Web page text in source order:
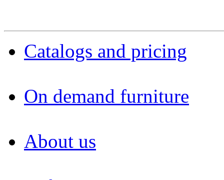
Catalogs and pricing
On demand furniture
About us